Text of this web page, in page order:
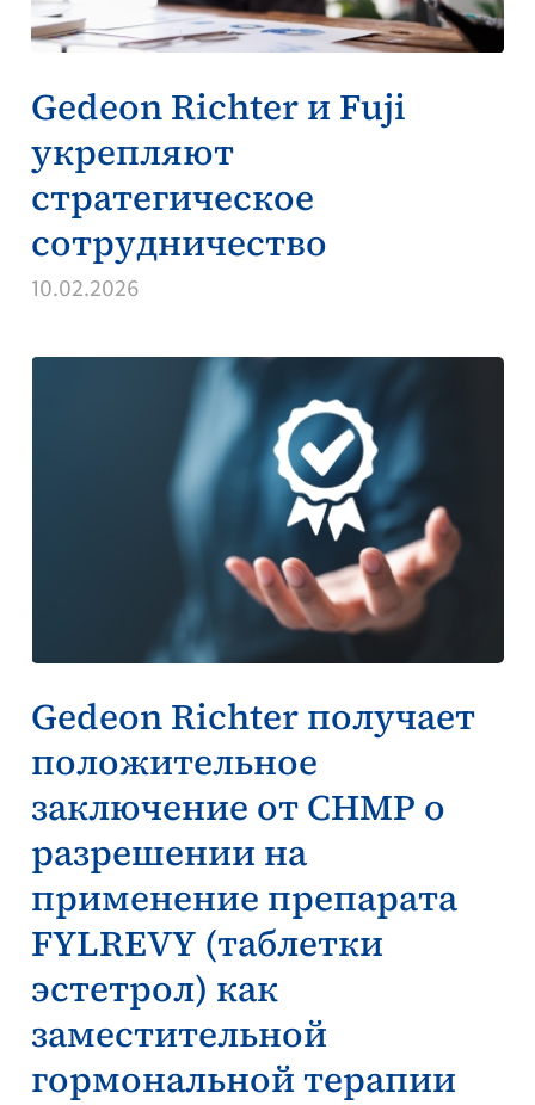
Gedeon Richter и Fuji
укрепляют
стратегическое
сотрудничество
10.02.2026
Gedeon Richter получает
положительное
заключение от CHMP о
разрешении на
применение препарата
FYLREVY (таблетки
эстетрол) как
заместительной
гормональной терапии